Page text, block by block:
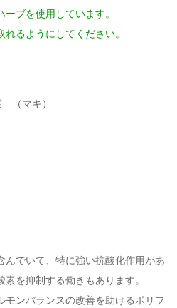
ブを使用しています。
るようにしてください。
（マキ）
んでいて、特に強い抗酸化作用があ
を抑制する働きもあります。
モンバランスの改善を助けるポリフ